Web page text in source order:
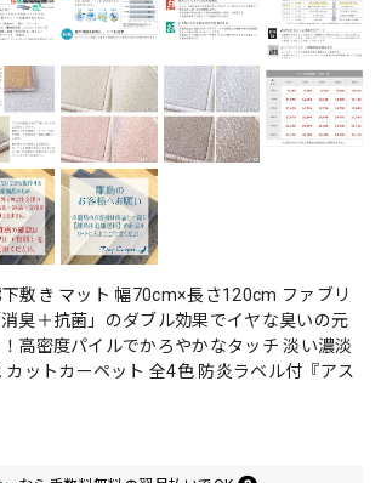
敷き マット 幅70cm×長さ120cm ファブリ
臭＋抗菌」のダブル効果でイヤな臭いの元
高密度パイルでかろやかなタッチ 淡い濃淡
カットカーペット 全4色 防炎ラベル付『アス